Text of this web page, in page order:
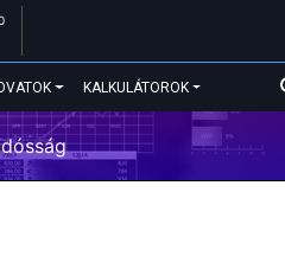
KALKULÁTOROK